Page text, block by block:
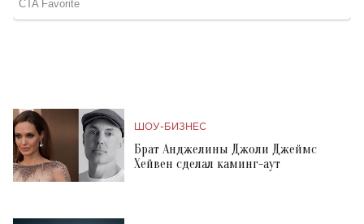
ШОУ-БИЗНЕС
Брат Анджелины Джоли Джеймс
Хейвен сделал каминг-аут